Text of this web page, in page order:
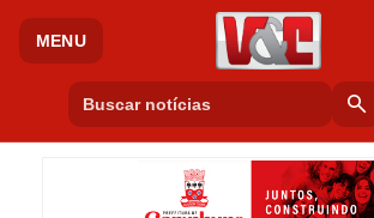
MENU
search